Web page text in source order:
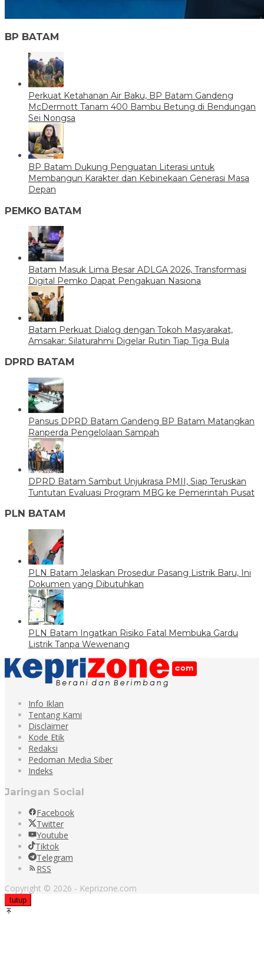
BP BATAM
Perkuat Ketahanan Air Baku, BP Batam Gandeng
McDermott Tanam 400 Bambu Betung di Bendungan
Sei Nongsa
BP Batam Dukung Penguatan Literasi untuk
Membangun Karakter dan Kebinekaan Generasi Masa
Depan
PEMKO BATAM
Batam Masuk Lima Besar ADLGA 2026, Transformasi
Digital Pemko Dapat Pengakuan Nasiona
Batam Perkuat Dialog dengan Tokoh Masyarakat,
Amsakar: Silaturahmi Digelar Rutin Tiap Tiga Bula
DPRD BATAM
Pansus DPRD Batam Gandeng BP Batam Matangkan
Ranperda Pengelolaan Sampah
DPRD Batam Sambut Unjukrasa PMII, Siap Teruskan
Tuntutan Evaluasi Program MBG ke Pemerintah Pusat
PLN BATAM
PLN Batam Jelaskan Prosedur Pasang Listrik Baru, Ini
Dokumen yang Dibutuhkan
PLN Batam Ingatkan Risiko Fatal Membuka Gardu
Listrik Tanpa Wewenang
Info Iklan
Tentang Kami
Disclaimer
Kode Etik
Redaksi
Pedoman Media Siber
Indeks
Jaringan Social
Facebook
Twitter
Youtube
Tiktok
Telegram
RSS
Copyright © 2026 - Keprizone.com
tutup